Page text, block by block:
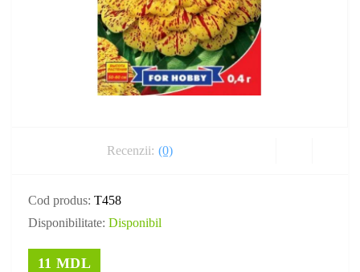
Recenzii: (0)
Cod produs: T458
Disponibilitate: Disponibil
11 MDL